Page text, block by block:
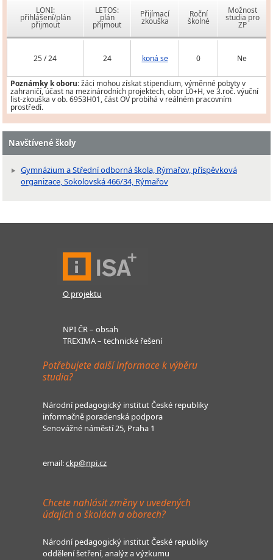
LONI:
přihlášení/plán
přijmout
LETOS:
plán
přijmout
Přijímací
zkouška
Roční
školné
Možnost
studia pro
ZP
25 / 24 24 koná se 0 Ne
Poznámky k oboru:žáci mohou získat stipendium, výměnné pobyty v
zahraničí, účast na mezinárodních projektech, obor L0+H, ve 3.roč. výuční
list-zkouška v ob. 6953H01, část OV probíhá v reálném pracovním
prostředí.
Navštívené školy
Gymnázium a Střední odborná škola, Rýmařov, příspěvková
organizace, Sokolovská 466/34, Rýmařov
O projektu
NPI ČR – obsah
TREXIMA – technické řešení
Potřebujete další informace k výběru
studia?
Národní pedagogický institut České republiky
informačně poradenská podpora
Senovážné náměstí 25, Praha 1
email:ckp@npi.cz
Chcete nahlásit změny v uvedených
údajích o školách a oborech?
Národní pedagogický institut České republiky
oddělení šetření, analýz a výzkumu